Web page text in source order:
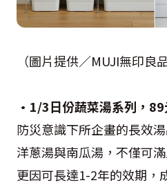
（圖片提供／MUJI無印良品
•1/3日份蔬菜湯系列，89
防災意識下所企畫的長效
洋蔥湯與南瓜湯，不僅可
更因可長達1-2年的效期，